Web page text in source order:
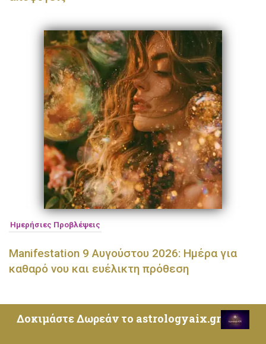
Ημερήσιες Προβλέψεις
Manifestation 9 Αυγούστου 2026: Ημέρα για
καθαρό νου και ευέλικτη πρόθεση
Δοκιμάστε Δωρεάν το astrologyaix.gr